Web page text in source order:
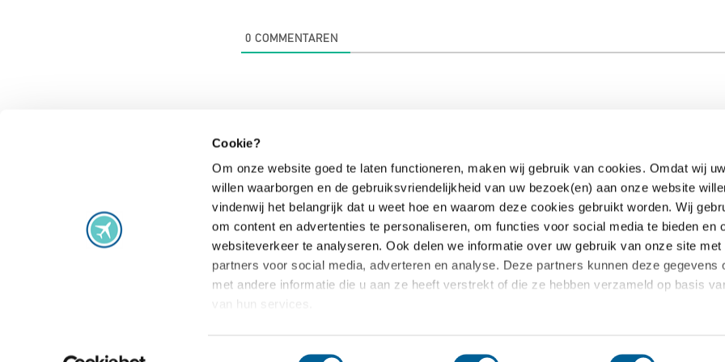
Cookie?
Om onze website goed te laten functioneren, maken wij gebruik van cookies. Omdat wij
willen waarborgen en de gebruiksvriendelijkheid van uw bezoek(en) aan onze website
vindenwij het belangrijk dat u weet hoe en waarom deze cookies gebruikt worden. Wij
om content en advertenties te personaliseren, om functies voor social media te bieden en
websiteverkeer te analyseren. Ook delen we informatie over uw gebruik van onze site met
partners voor social media, adverteren en analyse. Deze partners kunnen deze gegevens
met andere informatie die u aan ze heeft verstrekt of die ze hebben verzameld op basis
van hun services.
Toestemmingsselectie
0 COMMENTAREN
Vluchtproblemen
Vlucht vertraagd
Staking
Extra gemaakte kosten
Vlucht overboekt
EUclaim
Samenwerken
Nieuws